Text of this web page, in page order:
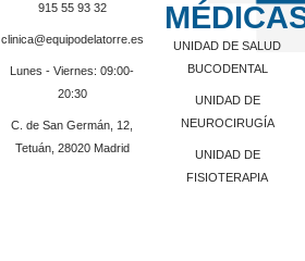
915 55 93 32
clinica@equipodelatorre.es
Lunes - Viernes: 09:00-
20:30
C. de San Germán, 12,
Tetuán, 28020 Madrid
UNIDAD DE SALUD
BUCODENTAL
UNIDAD DE
NEUROCIRUGÍA
UNIDAD DE
FISIOTERAPIA